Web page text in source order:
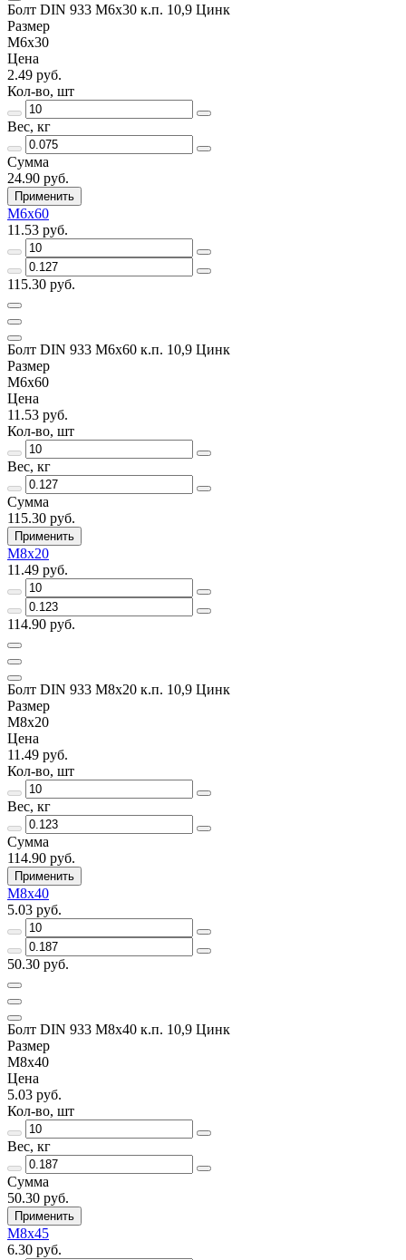
Болт DIN 933 М6х30 к.п. 10,9 Цинк
Размер
М6х30
Цена
2.49 руб.
Кол-во, шт
Вес, кг
Сумма
24.90 руб.
Применить
М6х60
11.53 руб.
115.30 руб.
Болт DIN 933 М6х60 к.п. 10,9 Цинк
Размер
М6х60
Цена
11.53 руб.
Кол-во, шт
Вес, кг
Сумма
115.30 руб.
Применить
М8х20
11.49 руб.
114.90 руб.
Болт DIN 933 М8х20 к.п. 10,9 Цинк
Размер
М8х20
Цена
11.49 руб.
Кол-во, шт
Вес, кг
Сумма
114.90 руб.
Применить
М8х40
5.03 руб.
50.30 руб.
Болт DIN 933 М8х40 к.п. 10,9 Цинк
Размер
М8х40
Цена
5.03 руб.
Кол-во, шт
Вес, кг
Сумма
50.30 руб.
Применить
М8х45
6.30 руб.